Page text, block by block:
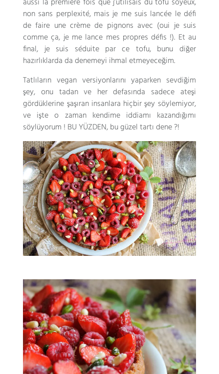
non sans perplexité, mais je me suis lancée le défi
de faire une crème de pignons avec (oui je suis
comme ça,je me lance mes propres défis !). Et au
final,je suis séduite par ce tofu, bunu diğer
hazırlıklarda da denemeyi ihmal etmeyeceğim.
Tatlıların vegan versiyonlarını yaparken sevdiğim
şey, onu tadan ve her defasında sadece ateşi
gördüklerine şaşıran insanlara hiçbir şey söylemiyor,
ve işte o zaman kendime iddiamı kazandığımı
söylüyorum ! BU YÜZDEN, bu güzel tartı dene ?!